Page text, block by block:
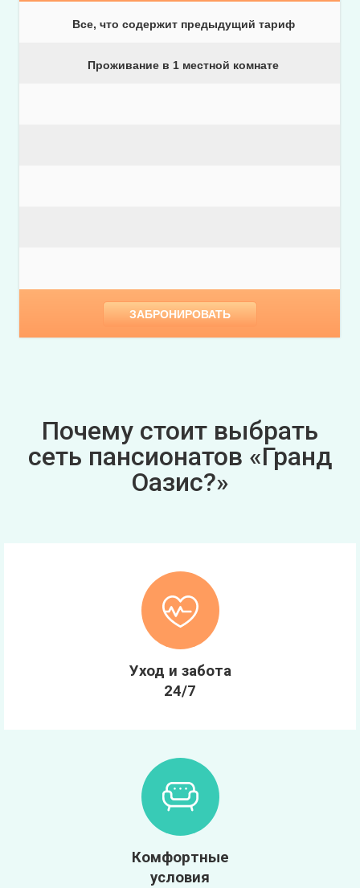
Все, что содержит предыдущий тариф
Проживание в 1 местной комнате
ЗАБРОНИРОВАТЬ
Почему стоит выбрать
сеть пансионатов «Гранд
Оазис?»
Уход и забота
24/7
Комфортные
условия